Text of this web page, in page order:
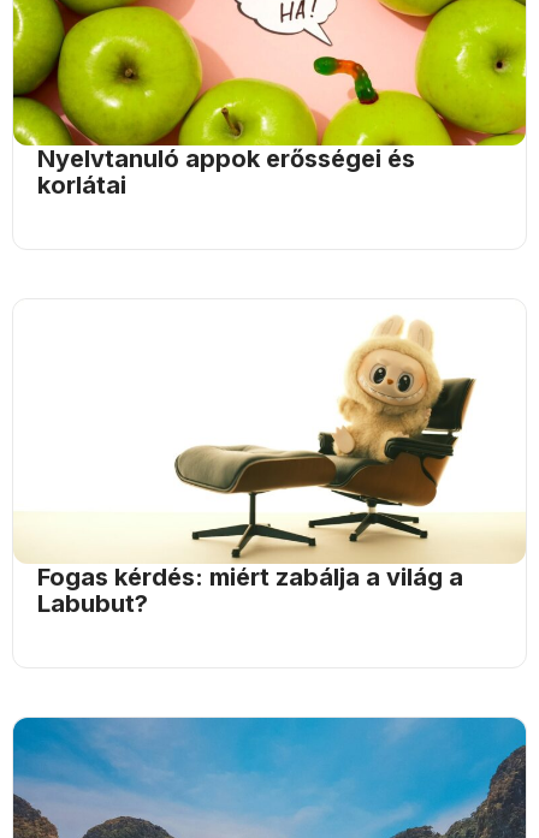
Nyelvtanuló appok erősségei és
korlátai
Fogas kérdés: miért zabálja a világ a
Labubut?